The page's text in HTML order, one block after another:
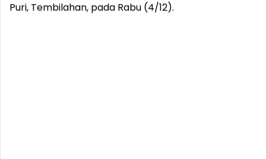
Puri, Tembilahan, pada Rabu (4/12).